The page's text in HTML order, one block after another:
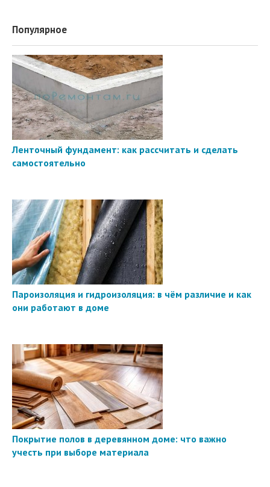
Популярное
Ленточный фундамент: как рассчитать и сделать
самостоятельно
Пароизоляция и гидроизоляция: в чём различие и как
они работают в доме
Покрытие полов в деревянном доме: что важно
учесть при выборе материала